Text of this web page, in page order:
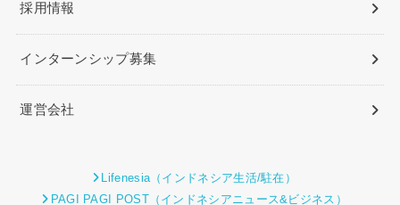
採用情報
インターンシップ募集
運営会社
Lifenesia（インドネシア生活/駐在）
PAGI PAGI POST（インドネシアニュース&ビジネス）